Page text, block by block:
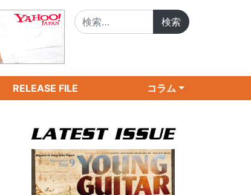
RELEASE FILE コラム